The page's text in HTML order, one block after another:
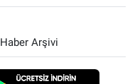
Haber Arşivi